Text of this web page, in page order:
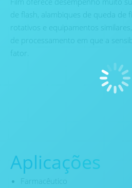
de flash, alambiques de queda de
rotativos e equipamentos
de processamento em que a
fator.
Aplicações
Farmacêutico